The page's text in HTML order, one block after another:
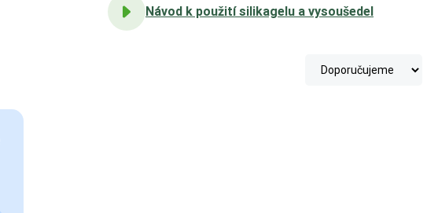
Návod k použití silikagelu a vysoušedel